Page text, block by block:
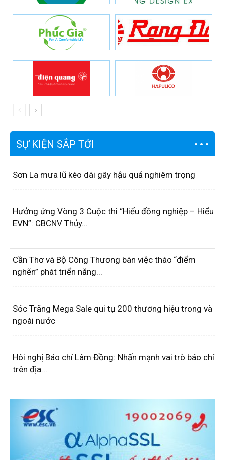
SỰ KIỆN SẮP TỚI
Sơn La mưa lũ kéo dài gây hậu quả nghiêm trọng
Hưởng ứng Vòng 3 Cuộc thi “Hiểu đồng nghiệp – Hiểu
EVN”: CBCNV Thủy...
Cần Thơ và Bộ Công Thương bàn việc tháo “điểm
nghẽn” phát triển năng...
Sóc Trăng Mega Sale qui tụ 200 thương hiệu trong và
ngoài nước
Hôi nghị Báo chí Lâm Đồng: Nhấn mạnh vai trò báo chí
trên địa...